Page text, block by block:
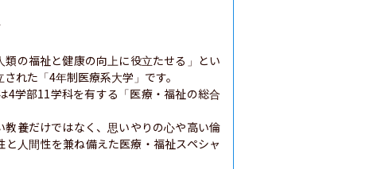
の福祉と健康の向上に役立たせる」とい
れた「4年制医療系大学」です。
4学部11学科を有する「医療・福祉の総合
養だけではなく、思いやりの心や高い倫
人間性を兼ね備えた医療・福祉スペシャ